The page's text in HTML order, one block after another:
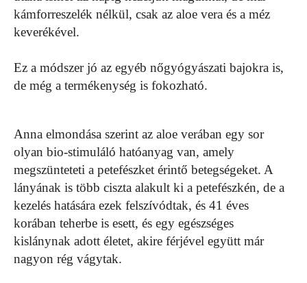
kámforreszelék nélkül, csak az aloe vera és a méz
keverékével.
Ez a módszer jó az egyéb nőgyógyászati bajokra is,
de még a termékenység is fokozható.
Anna elmondása szerint az aloe verában egy sor
olyan bio-stimuláló hatóanyag van, amely
megszünteteti a petefészket érintő betegségeket. A
lányának is több ciszta alakult ki a petefészkén, de a
kezelés hatására ezek felszívódtak, és 41 éves
korában teherbe is esett, és egy egészséges
kislánynak adott életet, akire férjével együtt már
nagyon rég vágytak.